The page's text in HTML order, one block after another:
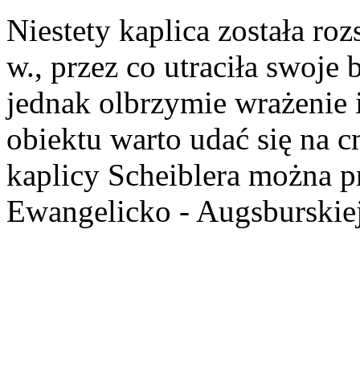
Niestety kaplica została
w., przez co utraciła swoje
jednak olbrzymie
obiektu warto udać się na
kaplicy Scheiblera można
Ewangelicko -